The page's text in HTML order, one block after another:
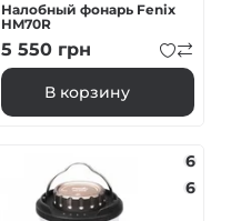
Налобный фонарь Fenix
HM70R
5 550 грн
В корзину
6
6